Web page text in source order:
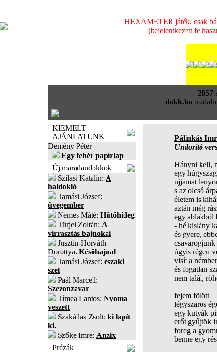
HEXAMETER játék, csak
(bejelentkezett
2857
dokk.hu
KIEMELT
AJÁNLATUNK
Demény Péter
Egy fehér papírlap
Új maradandokkok
Szilasi Katalin: A
haldokló
Tamási József:
üvegember
Nemes Máté: Hűtőhideg
Türjei Zoltán: A
virrasztás bajnokai
Jusztin-Horváth
Dorottya: Későhajnal
Tamási József: északi
szél
Paál Marcell:
Szezonzavar
Tímea Lantos: Nyoma
veszett
Szakállas Zsolt: ki lapít
ki.
Szőke Imre: Anzix
Prózák
Pálinkás
Undorító vers
Hányni kell,
egy
ujjamat
s az olcsó
életem is
aztán még
egy ablakból
- hé kislány
és gyere,
csavarogjunk
úgyis régen
visít a némber
és fogatlan
nem talál,
fejem fölött
légyszaros
egy kutyák
erőt gyűjtök
forog a
benne egy